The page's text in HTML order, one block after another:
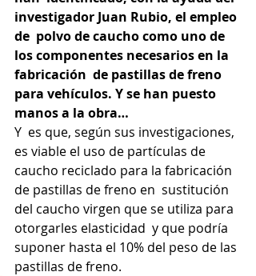
investigador Juan Rubio, el empleo
de  polvo de caucho como uno de
los componentes necesarios en la
fabricación  de pastillas de freno
para vehículos. Y se han puesto
manos a la obra…
Y  es que, según sus investigaciones,
es viable el uso de partículas de
caucho reciclado para la fabricación
de pastillas de freno en  sustitución
del caucho virgen que se utiliza para
otorgarles elasticidad  y que podría
suponer hasta el 10% del peso de las
pastillas de freno.